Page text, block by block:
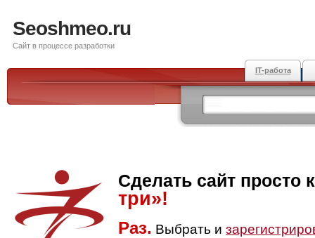
Seoshmeo.ru
Сайт в процессе разработки
IT-работа
Сделать сайт просто
три»!
Раз. Выбрать и